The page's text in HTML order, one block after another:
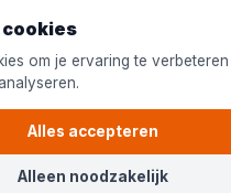
om je ervaring te
Alles accepteren
Alleen noodzakelijk